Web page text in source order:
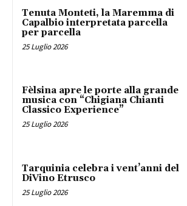
Tenuta Monteti, la Maremma di
Capalbio interpretata parcella
per parcella
25 Luglio 2026
Fèlsina apre le porte alla grande
musica con “Chigiana Chianti
Classico Experience”
25 Luglio 2026
Tarquinia celebra i vent’anni del
DiVino Etrusco
25 Luglio 2026